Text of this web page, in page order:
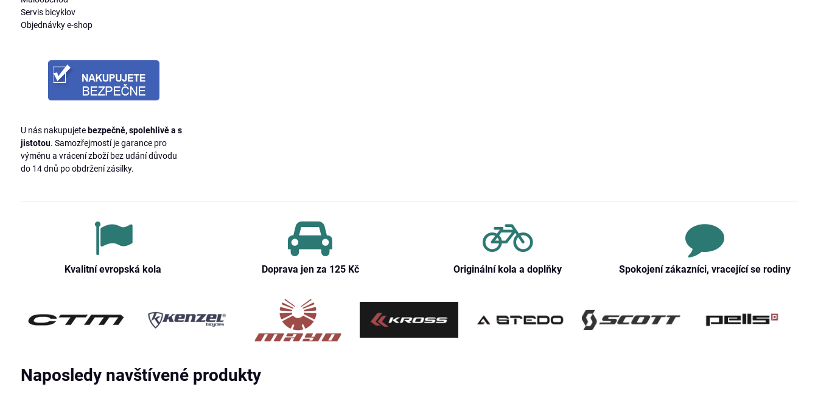
Servis bicyklov
Objednávky e-shop
U nás nakupujete bezpečně, spolehlivě a s
jistotou. Samozřejmostí je garance pro
výměnu a vrácení zboží bez udání důvodu
do 14 dnů po obdržení zásilky.
Kvalitní evropská kola Doprava jen za 125 Kč Originální kola a doplňky Spokojení zákazníci, vracející se rodiny
Naposledy navštívené produkty